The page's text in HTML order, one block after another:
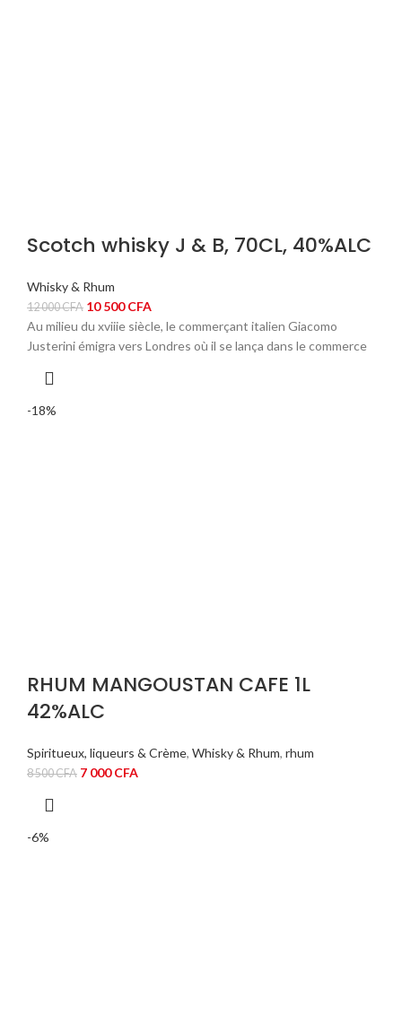
Scotch whisky J & B, 70CL, 40%ALC
Whisky & Rhum
12 000CFA Le
prix
initial
10 500CFALe
prix
actuel
Au milieu du xviiie siècle, le commerçant italien Giacomo
Justerini émigra vers Londres où il se lança dans le commerce
-18%
RHUM MANGOUSTAN CAFE 1L
42%ALC
Spiritueux, liqueurs & Crème, Whisky & Rhum, rhum
8 500CFA Le
7 000CFALe
-6%